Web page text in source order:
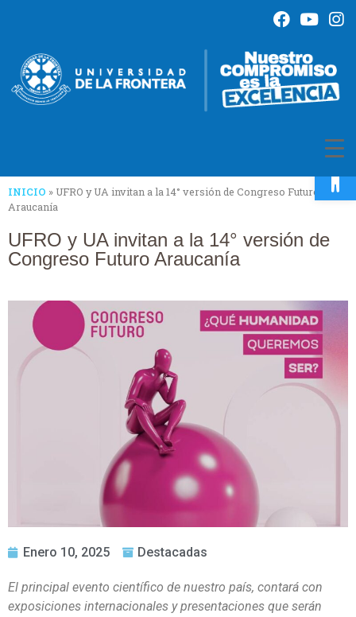
INICIO » UFRO y UA invitan a la 14° versión de Congreso Futuro
Araucanía
UFRO y UA invitan a la 14° versión de
Congreso Futuro Araucanía
Enero 10, 2025 Destacadas
El principal evento científico de nuestro país, contará con
exposiciones internacionales y presentaciones que serán